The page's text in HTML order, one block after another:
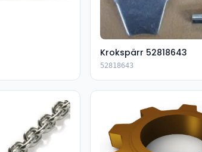
Krokspärr 52818643
52818643